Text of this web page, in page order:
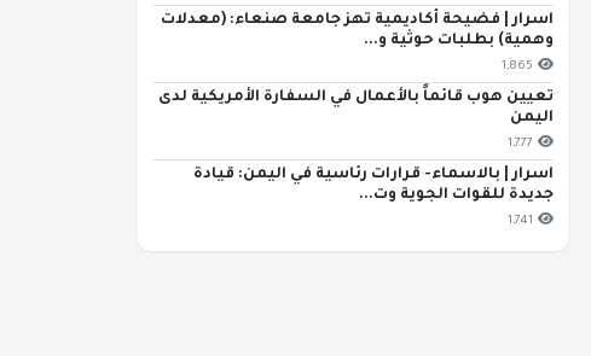
اسرار | فضيحة أكاديمية تهز جامعة صنعاء: (معدلات
وهمية) بطلبات حوثية و...
1,865
تعيين هوب قائماً بالأعمال في السفارة الأمريكية لدى
اليمن
1,777
اسرار | بالاسماء- قرارات رئاسية في اليمن: قيادة
جديدة للقوات الجوية وت...
1,741